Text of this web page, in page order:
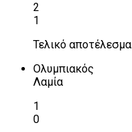
2
1
Τελικό αποτέλεσμα
Ολυμπιακός
Λαμία
1
0